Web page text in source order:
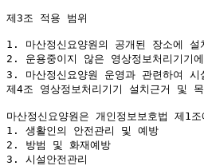
제3조 적용 범위
1. 마산정신요양원의 공개된 장소에
2. 운용중이지 않은 영상정보처리기기
3. 마산정신요양원 운영과 관련하여
제4조 영상정보처리기기 설치근거 및 목
마산정신요양원은 개인정보보호법 제
1. 생활인의 안전관리 및 예방
2. 방범 및 화재예방
3. 시설안전관리